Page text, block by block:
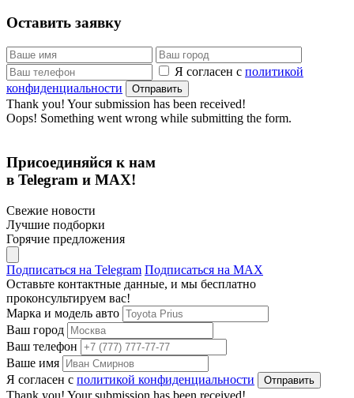
Оставить заявку
Я согласен с политикой
конфиденциальности
Thank you! Your submission has been received!
Oops! Something went wrong while submitting the form.
Присоединяйся к нам
в Telegram и MAX!
Свежие новости
Лучшие подборки
Горячие предложения
Подписаться на Telegram Подписаться на MAX
Оставьте контактные данные, и мы бесплатно
проконсультируем вас!
Марка и модель авто
Ваш город
Ваш телефон
Ваше имя
Я согласен с политикой конфиденциальности